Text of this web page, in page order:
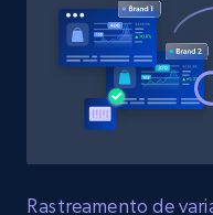
URL, Product id,
Rating, Reviews
and more.
1.3K+
Rastreamento de